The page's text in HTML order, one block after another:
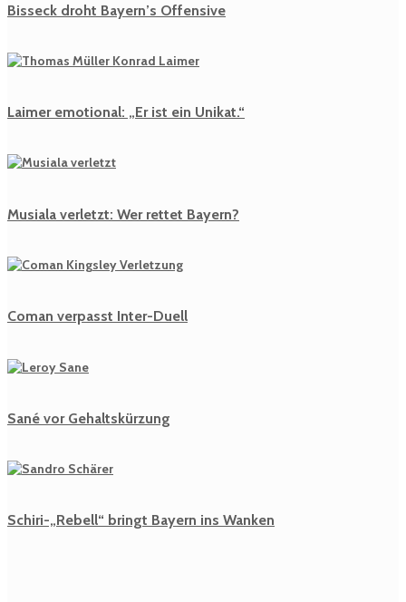
Bisseck droht Bayern’s Offensive
Laimer emotional: „Er ist ein Unikat.“
Musiala verletzt: Wer rettet Bayern?
Coman verpasst Inter-Duell
Sané vor Gehaltskürzung
Schiri-„Rebell“ bringt Bayern ins Wanken